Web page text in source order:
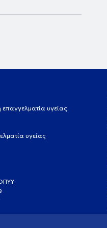
επαγγελματία υγείας
υγείας